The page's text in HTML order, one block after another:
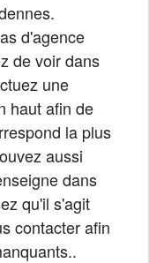
d'agence
de voir dans
une
haut afin de
la plus
aussi
dans
qu'il s'agit
contacter afin